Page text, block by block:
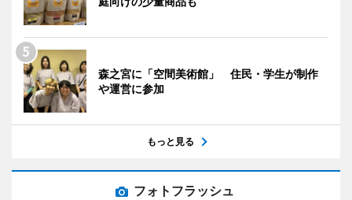
森之宮に「空間美術館」 住民・学生が制作
や運営に参加
もっと見る
フォトフラッシュ